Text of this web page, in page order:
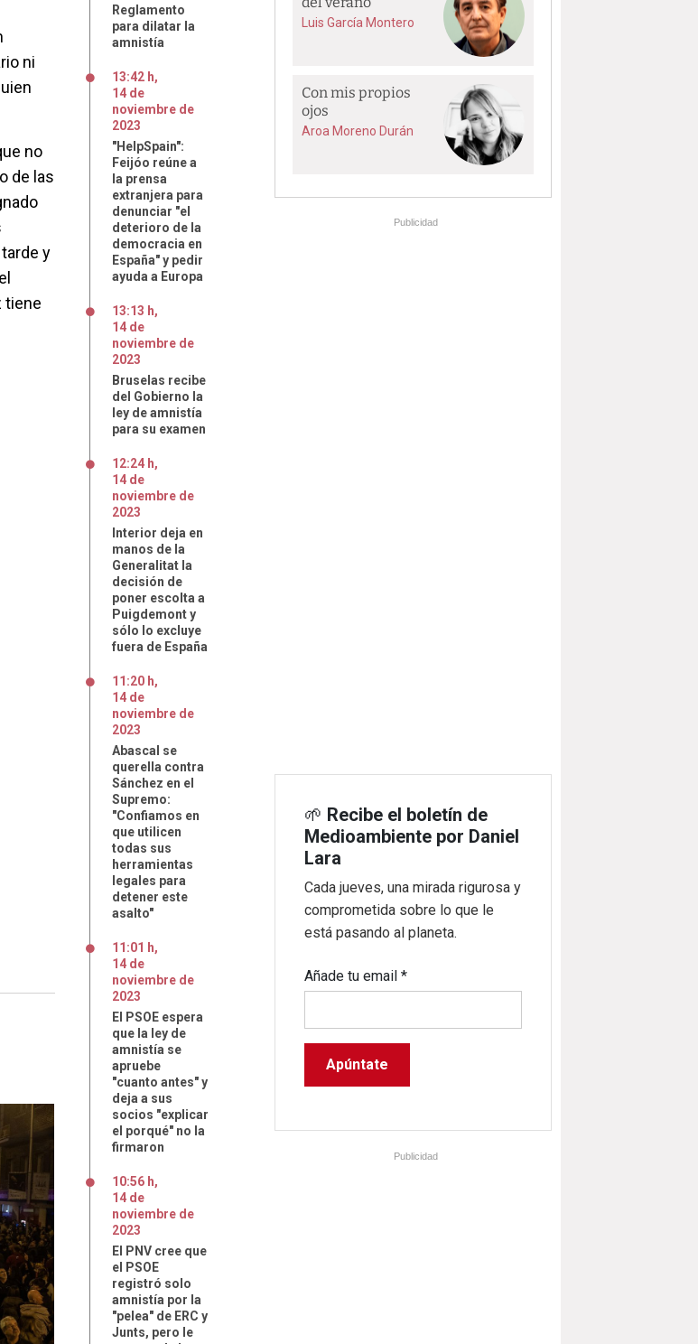
ni
no
de las
y
tiene
Reglamento
para dilatar la
amnistía
13:42 h,
14 de
noviembre de
2023
"HelpSpain":
Feijóo reúne a
la prensa
extranjera para
denunciar "el
deterioro de la
democracia en
España" y pedir
ayuda a Europa
13:13 h,
14 de
noviembre de
2023
Bruselas recibe
del Gobierno la
ley de amnistía
para su examen
12:24 h,
14 de
noviembre de
2023
Interior deja en
manos de la
Generalitat la
decisión de
poner escolta a
Puigdemont y
sólo lo excluye
fuera de España
11:20 h,
14 de
noviembre de
2023
Abascal se
querella contra
Sánchez en el
Supremo:
"Confiamos en
que utilicen
todas sus
herramientas
legales para
detener este
asalto"
11:01 h,
14 de
noviembre de
2023
El PSOE espera
que la ley de
amnistía se
apruebe
"cuanto antes" y
deja a sus
socios "explicar
el porqué" no la
firmaron
10:56 h,
14 de
noviembre de
2023
El PNV cree que
el PSOE
registró solo
amnistía por la
"pelea" de ERC y
Junts, pero le
Luis García Montero
Con mis propios
ojos
Aroa Moreno Durán
Publicidad
🌱 Recibe el boletín de
Medioambiente por Daniel
Lara
Cada jueves, una mirada rigurosa y
comprometida sobre lo que le
está pasando al planeta.
Añade tu email*
Publicidad